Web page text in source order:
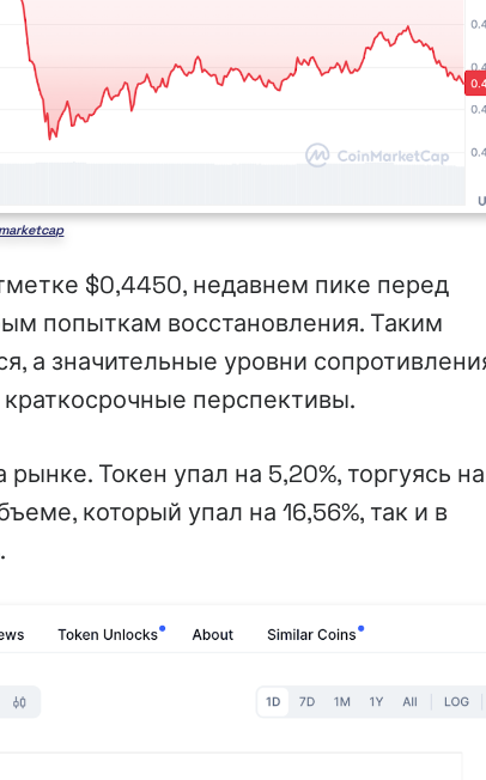
$0,4450, недавнем пике перед
попыткам восстановления. Таким
а значительные уровни
перспективы.
Токен упал на 5,20%, торгуясь на
который упал на 16,56%, так и в